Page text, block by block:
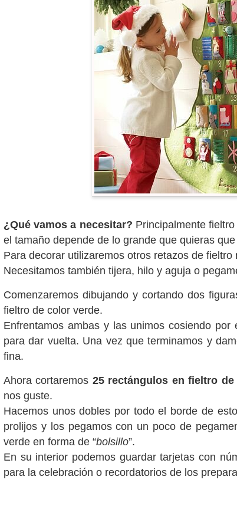
¿Qué vamos a necesitar? Principalmente
el tamaño depende de lo grande que quieras
Para decorar utilizaremos otros retazos de
Necesitamos también tijera, hilo y aguja o
Comenzaremos dibujando y cortando dos
fieltro de color verde.
Enfrentamos ambas y las unimos cosiendo
para dar vuelta. Una vez que terminamos y
fina.
Ahora cortaremos 25 rectángulos en fieltro de
nos guste.
Hacemos unos dobles por todo el borde de
prolijos y los pegamos con un poco de
verde en forma de “bolsillo”.
En su interior podemos guardar tarjetas con
para la celebración o recordatorios de los